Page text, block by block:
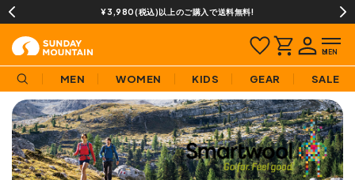
13時までのご注文で即日発送(営業日に限ります)
MEN WOMEN KIDS GEAR SALE